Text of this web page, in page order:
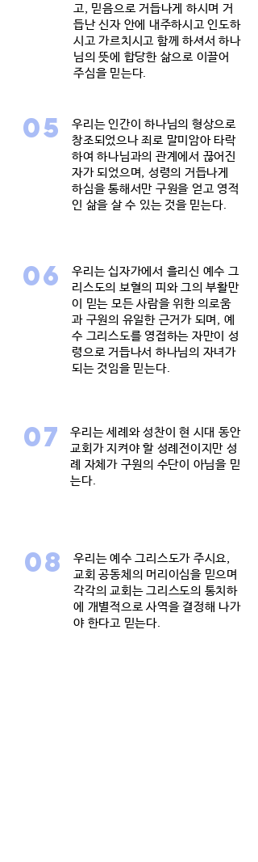
고, 믿음으로 거듭나게 하시며 거
듭난 신자 안에 내주하시고 인도하
시고 가르치시고 함께 하셔서 하나
님의 뜻에 합당한 삶으로 이끌어
주심을 믿는다.
05
우리는 인간이 하나님의 형상으로
창조되었으나 죄로 말미암아 타락
하여 하나님과의 관계에서 끊어진
자가 되었으며, 성령의 거듭나게
하심을 통해서만 구원을 얻고 영적
인 삶을 살 수 있는 것을 믿는다.
06
우리는 십자가에서 흘리신 예수 그
리스도의 보혈의 피와 그의 부활만
이 믿는 모든 사람을 위한 의로움
과 구원의 유일한 근거가 되며, 예
수 그리스도를 영접하는 자만이 성
령으로 거듭나서 하나님의 자녀가
되는 것임을 믿는다.
07
우리는 세례와 성찬이 현 시대 동안
교회가 지켜야 할 성례전이지만 성
례 자체가 구원의 수단이 아님을 믿
는다.
08
우리는 예수 그리스도가 주시요,
교회 공동체의 머리이심을 믿으며
각각의 교회는 그리스도의 통치하
에 개별적으로 사역을 결정해 나가
야 한다고 믿는다.